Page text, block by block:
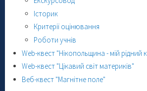
Історик
Критерії оцінювання
Роботи учнів
Web-квест "Нікопольщина - мій рідний
Web-квест "Цікавий світ материків"
Веб-квест "Магнітне поле"